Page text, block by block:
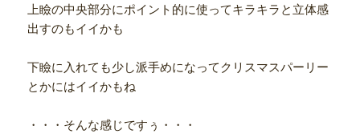
上瞼の中央部分にポイント的に使ってキラキラと立体感
出すのもイイかも
下瞼に入れても少し派手めになってクリスマスパーリー
とかにはイイかもね
・・・そんな感じですぅ・・・